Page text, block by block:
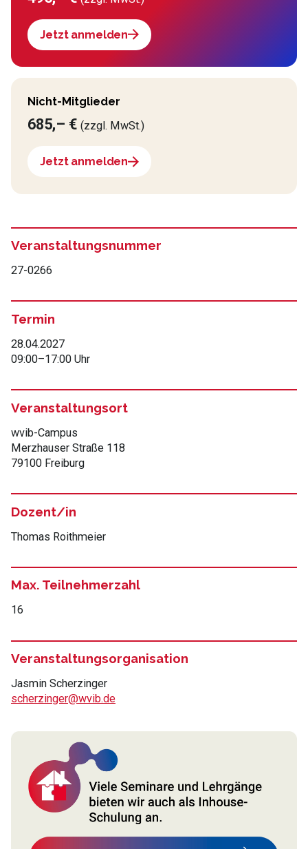
Jetzt anmelden
Nicht-Mitglieder
685,– €(zzgl. MwSt.)
Jetzt anmelden
Veranstaltungsnummer
27-0266
Termin
28.04.2027
09:00–17:00 Uhr
Veranstaltungsort
wvib-Campus
Merzhauser Straße 118
79100 Freiburg
Dozent/in
Thomas Roithmeier
Max. Teilnehmerzahl
16
Veranstaltungsorganisation
Jasmin Scherzinger
scherzinger@wvib.de